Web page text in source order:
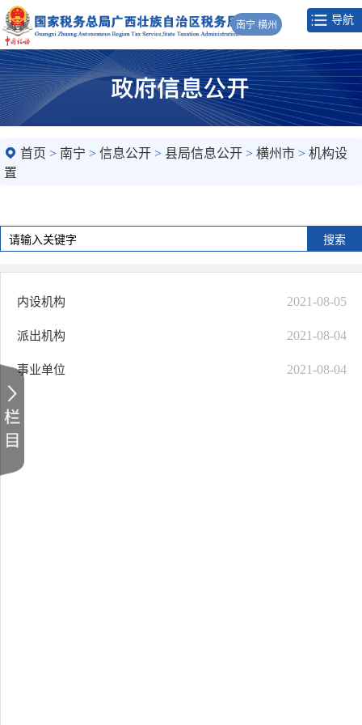
南宁 横州 导航
首页 > 南宁 > 信息公开 > 县局信息公开 > 横州市 > 机构设
置
内设机构 2021-08-05
派出机构 2021-08-04
事业单位 2021-08-04